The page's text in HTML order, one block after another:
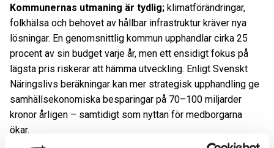
Kommunernas utmaning är tydlig; klimatförändringar,
folkhälsa och behovet av hållbar infrastruktur kräver nya
lösningar. En genomsnittlig kommun upphandlar cirka 25
procent av sin budget varje år, men ett ensidigt fokus på
lägsta pris riskerar att hämma utveckling. Enligt Svenskt
Näringslivs beräkningar kan mer strategisk upphandling ge
samhällsekonomiska besparingar på 70–100 miljarder
kronor årligen – samtidigt som nyttan för medborgarna
ökar.